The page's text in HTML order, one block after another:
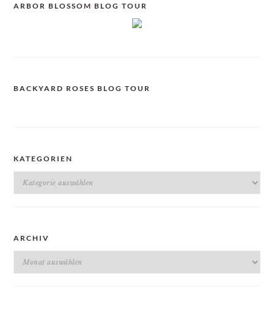
ARBOR BLOSSOM BLOG TOUR
BACKYARD ROSES BLOG TOUR
KATEGORIEN
Kategorien
ARCHIV
Archiv